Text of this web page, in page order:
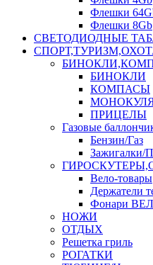
Флешки
Флешки 8Gb
СВЕТОДИОДНЫЕ
БИНОКЛИ
КОМПАСЫ
ПРИЦЕЛЫ
Газовые
Бензин/Газ
Зажигалки/
Вело-товары
Держатели
Фонари
НОЖИ
ОТДЫХ
Решетка гриль
РОГАТКИ